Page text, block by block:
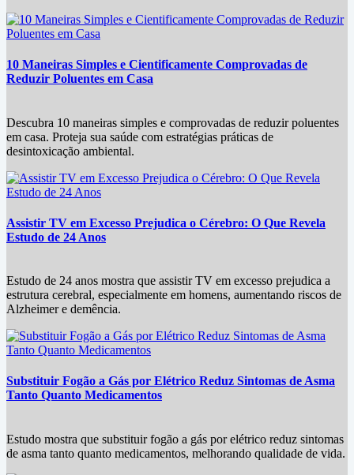
10 Maneiras Simples e Cientificamente Comprovadas de
Reduzir Poluentes em Casa
Descubra 10 maneiras simples e comprovadas de reduzir poluentes
em casa. Proteja sua saúde com estratégias práticas de
desintoxicação ambiental.
Assistir TV em Excesso Prejudica o Cérebro: O Que Revela
Estudo de 24 Anos
Estudo de 24 anos mostra que assistir TV em excesso prejudica a
estrutura cerebral, especialmente em homens, aumentando riscos de
Alzheimer e demência.
Substituir Fogão a Gás por Elétrico Reduz Sintomas de Asma
Tanto Quanto Medicamentos
Estudo mostra que substituir fogão a gás por elétrico reduz sintomas
de asma tanto quanto medicamentos, melhorando qualidade de vida.